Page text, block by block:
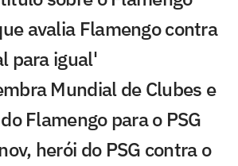
avalia Flamengo contra
para igual'
Mundial de Clubes e
Flamengo para o PSG
herói do PSG contra o